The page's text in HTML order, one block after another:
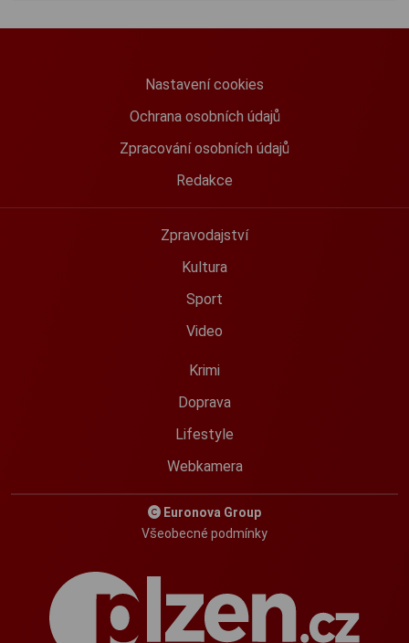
Nastavení cookies
Ochrana osobních údajů
Zpracování osobních údajů
Redakce
Zpravodajství
Kultura
Sport
Video
Krimi
Doprava
Lifestyle
Webkamera
Euronova Group
Všeobecné podmínky